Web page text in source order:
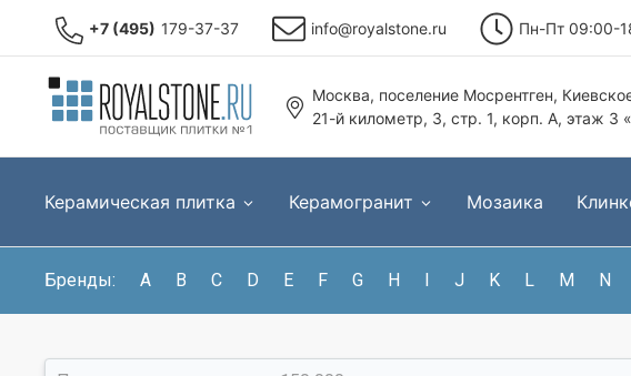
+7 (495) 179-37-37 info@royalstone.ru Пн-Пт 09:00-
Москва, поселение Мосрентген,
21-й километр, 3, стр. 1, корп. А, этаж 3
Керамическая плитка Керамогранит Мозаика
Бренды: A B C D E F G H I J K L M N